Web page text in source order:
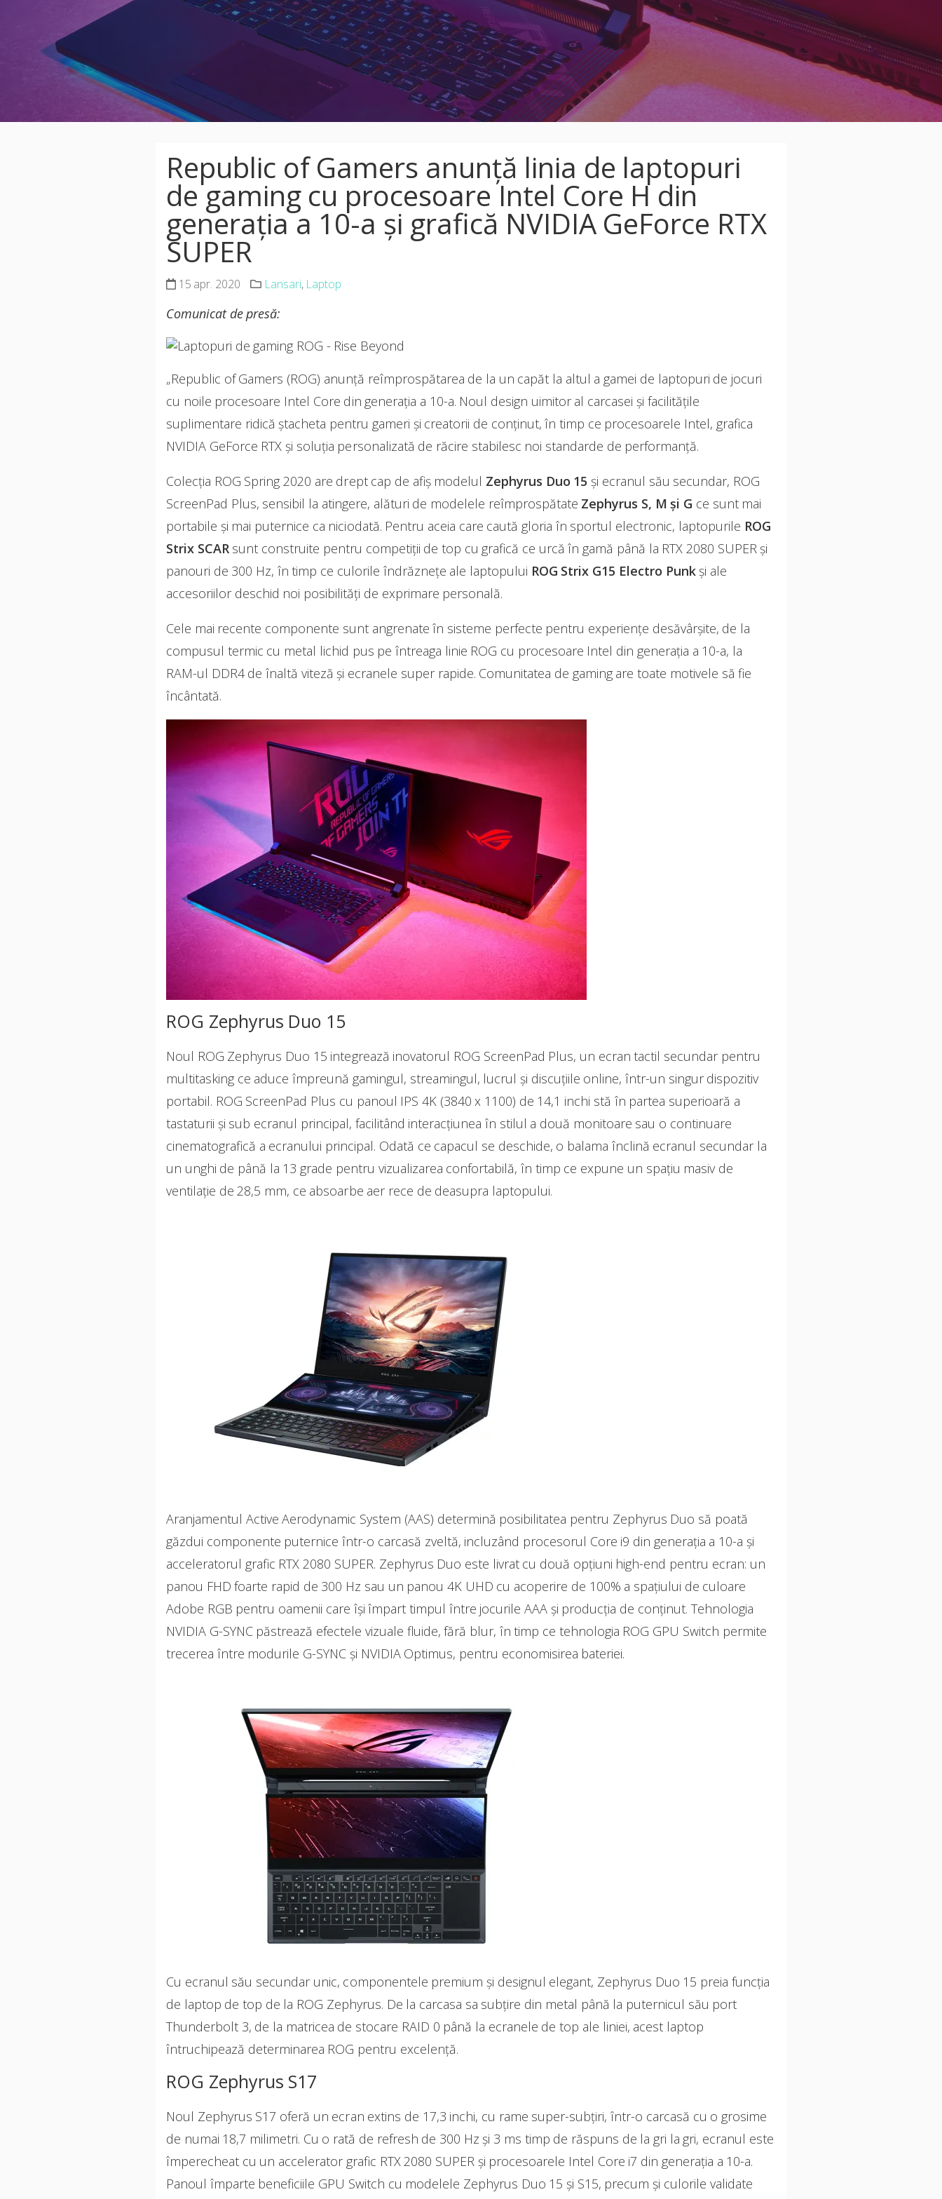
Republic of Gamers anunță linia de laptopuri
de gaming cu procesoare Intel Core H din
generația a 10-a și grafică NVIDIA GeForce RTX
SUPER
15 apr. 2020 Lansari, Laptop
Comunicat de presă:
„Republic of Gamers (ROG) anunță reîmprospătarea de la un capăt la altul a gamei de laptopuri de jocuri
cu noile procesoare Intel Core din generația a 10-a. Noul design uimitor al carcasei și facilitățile
suplimentare ridică ștacheta pentru gameri și creatorii de conținut, în timp ce procesoarele Intel, grafica
NVIDIA GeForce RTX și soluția personalizată de răcire stabilesc noi standarde de performanță.
Colecția ROG Spring 2020 are drept cap de afiș modelul Zephyrus Duo 15 și ecranul său secundar, ROG
ScreenPad Plus, sensibil la atingere, alături de modelele reîmprospătate Zephyrus S, M și G ce sunt mai
portabile și mai puternice ca niciodată. Pentru aceia care caută gloria în sportul electronic, laptopurile ROG
Strix SCARsunt construite pentru competiții de top cu grafică ce urcă în gamă până la RTX 2080 SUPER și
panouri de 300 Hz, în timp ce culorile îndrăznețe ale laptopului ROG Strix G15 Electro Punkși ale
accesoriilor deschid noi posibilități de exprimare personală.
Cele mai recente componente sunt angrenate în sisteme perfecte pentru experiențe desăvârșite, de la
compusul termic cu metal lichid pus pe întreaga linie ROG cu procesoare Intel din generația a 10-a, la
RAM-ul DDR4 de înaltă viteză și ecranele super rapide. Comunitatea de gaming are toate motivele să fie
încântată.
ROG Zephyrus Duo 15
Noul ROG Zephyrus Duo 15 integrează inovatorul ROG ScreenPad Plus, un ecran tactil secundar pentru
multitasking ce aduce împreună gamingul, streamingul, lucrul și discuțiile online, într-un singur dispozitiv
portabil. ROG ScreenPad Plus cu panoul IPS 4K (3840 x 1100) de 14,1 inchi stă în partea superioară a
tastaturii și sub ecranul principal, facilitând interacțiunea în stilul a două monitoare sau o continuare
cinematografică a ecranului principal. Odată ce capacul se deschide, o balama înclină ecranul secundar la
un unghi de până la 13 grade pentru vizualizarea confortabilă, în timp ce expune un spațiu masiv de
ventilație de 28,5 mm, ce absoarbe aer rece de deasupra laptopului.
Aranjamentul Active Aerodynamic System (AAS) determină posibilitatea pentru Zephyrus Duo să poată
găzdui componente puternice într-o carcasă zveltă, incluzând procesorul Core i9 din generația a 10-a și
acceleratorul grafic RTX 2080 SUPER. Zephyrus Duo este livrat cu două opțiuni high-end pentru ecran: un
panou FHD foarte rapid de 300 Hz sau un panou 4K UHD cu acoperire de 100% a spațiului de culoare
Adobe RGB pentru oamenii care își împart timpul între jocurile AAA și producția de conținut. Tehnologia
NVIDIA G-SYNC păstrează efectele vizuale fluide, fără blur, în timp ce tehnologia ROG GPU Switch permite
trecerea între modurile G-SYNC și NVIDIA Optimus, pentru economisirea bateriei.
Cu ecranul său secundar unic, componentele premium și designul elegant, Zephyrus Duo 15 preia funcția
de laptop de top de la ROG Zephyrus. De la carcasa sa subțire din metal până la puternicul său port
Thunderbolt 3, de la matricea de stocare RAID 0 până la ecranele de top ale liniei, acest laptop
întruchipează determinarea ROG pentru excelență.
ROG Zephyrus S17
Noul Zephyrus S17 oferă un ecran extins de 17,3 inchi, cu rame super-subțiri, într-o carcasă cu o grosime
de numai 18,7 milimetri. Cu o rată de refresh de 300 Hz și 3 ms timp de răspuns de la gri la gri, ecranul este
împerecheat cu un accelerator grafic RTX 2080 SUPER și procesoarele Intel Core i7 din generația a 10-a.
Panoul împarte beneficiile GPU Switch cu modelele Zephyrus Duo 15 și S15, precum și culorile validate